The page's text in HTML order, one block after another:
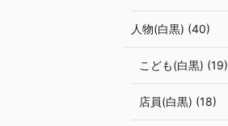
人物(白黒) (40)
こども(白黒) (19)
店員(白黒) (18)